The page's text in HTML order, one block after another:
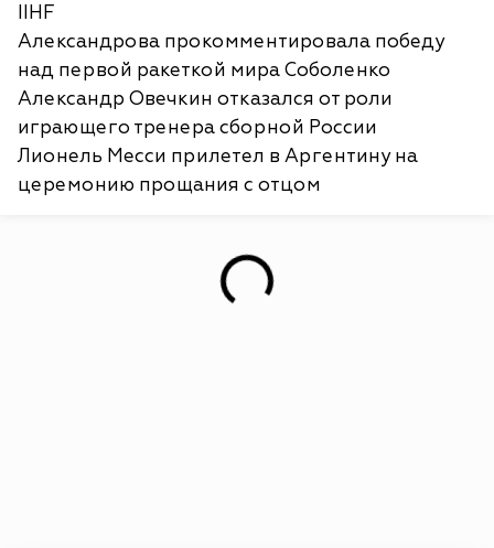
IIHF
Александрова прокомментировала победу
над первой ракеткой мира Соболенко
Александр Овечкин отказался от роли
играющего тренера сборной России
Лионель Месси прилетел в Аргентину на
церемонию прощания с отцом